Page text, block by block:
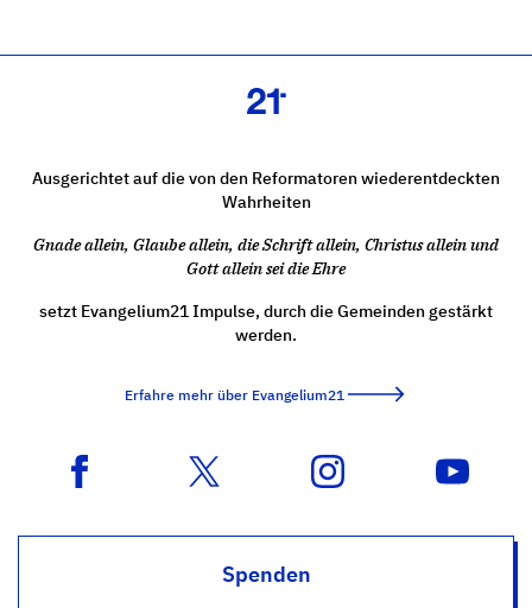
Ausgerichtet auf die von den Reformatoren wiederentdeckten
Wahrheiten
Gnade allein, Glaube allein, die Schrift allein, Christus allein und
Gott allein sei die Ehre
setzt Evangelium21 Impulse, durch die Gemeinden gestärkt
werden.
Erfahre mehr über Evangelium21
Spenden